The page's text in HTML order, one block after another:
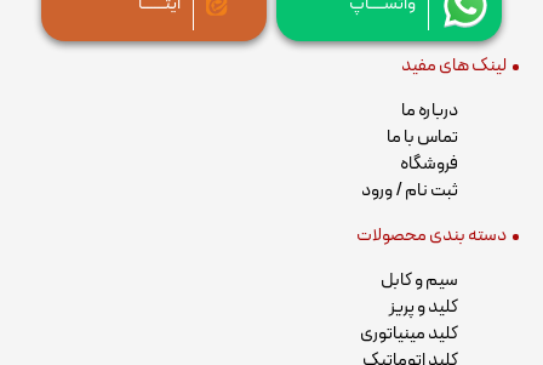
لینک های مفید
درباره ما
تماس با ما
فروشگاه
ثبت نام / ورود
دسته بندی محصولات
سیم و کابل
کلید و پریز
کلید مینیاتوری